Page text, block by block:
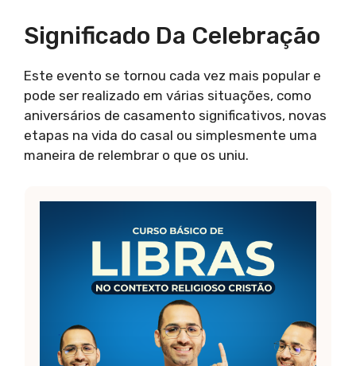
Significado Da Celebração
Este evento se tornou cada vez mais popular e
pode ser realizado em várias situações, como
aniversários de casamento significativos, novas
etapas na vida do casal ou simplesmente uma
maneira de relembrar o que os uniu.